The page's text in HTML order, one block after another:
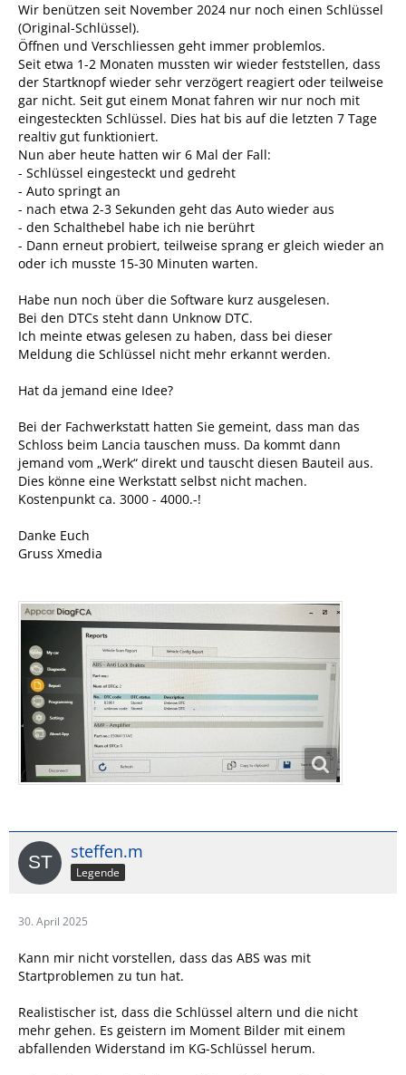
Wir benützen seit November 2024 nur noch einen Schlüssel
(Original-Schlüssel).
Öffnen und Verschliessen geht immer problemlos.
Seit etwa 1-2 Monaten mussten wir wieder feststellen, dass
der Startknopf wieder sehr verzögert reagiert oder teilweise
gar nicht. Seit gut einem Monat fahren wir nur noch mit
eingesteckten Schlüssel. Dies hat bis auf die letzten 7 Tage
realtiv gut funktioniert.
Nun aber heute hatten wir 6 Mal der Fall:
- Schlüssel eingesteckt und gedreht
- Auto springt an
- nach etwa 2-3 Sekunden geht das Auto wieder aus
- den Schalthebel habe ich nie berührt
- Dann erneut probiert, teilweise sprang er gleich wieder an
oder ich musste 15-30 Minuten warten.
Habe nun noch über die Software kurz ausgelesen.
Bei den DTCs steht dann Unknow DTC.
Ich meinte etwas gelesen zu haben, dass bei dieser
Meldung die Schlüssel nicht mehr erkannt werden.
Hat da jemand eine Idee?
Bei der Fachwerkstatt hatten Sie gemeint, dass man das
Schloss beim Lancia tauschen muss. Da kommt dann
jemand vom „Werk“ direkt und tauscht diesen Bauteil aus.
Dies könne eine Werkstatt selbst nicht machen.
Kostenpunkt ca. 3000 - 4000.-!
Danke Euch
Gruss Xmedia
steffen.m
Legende
30. April 2025
Kann mir nicht vorstellen, dass das ABS was mit
Startproblemen zu tun hat.
Realistischer ist, dass die Schlüssel altern und die nicht
mehr gehen. Es geistern im Moment Bilder mit einem
abfallenden Widerstand im KG-Schlüssel herum.